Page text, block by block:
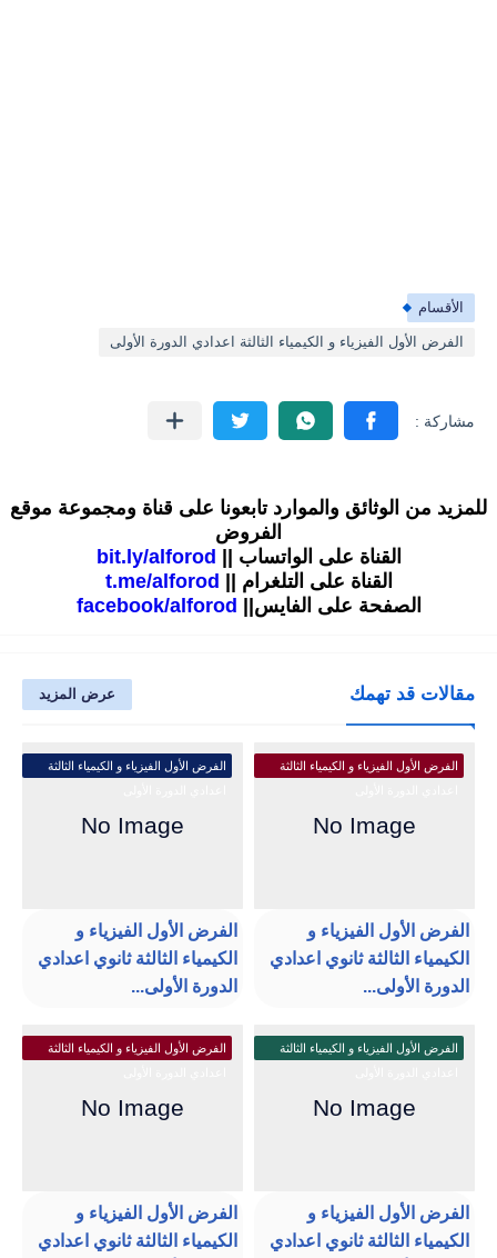
الأقسام
الفرض الأول الفيزياء و الكيمياء الثالثة اعدادي الدورة الأولى
للمزيد من الوثائق والموارد تابعونا على قناة ومجموعة موقع
الفروض
القناة على الواتساب ||
bit.ly/alforod
القناة على التلغرام ||
t.me/alforod
الصفحة على الفايس||
facebook/alforod
مقالات قد تهمك عرض المزيد
الفرض الأول الفيزياء و الكيمياء الثالثة
الفرض الأول الفيزياء و
الكيمياء الثالثة ثانوي اعدادي
الدورة الأولى...
الفرض الأول الفيزياء و الكيمياء الثالثة
الفرض الأول الفيزياء و
الكيمياء الثالثة ثانوي اعدادي
الدورة الأولى...
الفرض الأول الفيزياء و الكيمياء الثالثة
الفرض الأول الفيزياء و
الكيمياء الثالثة ثانوي اعدادي
الفرض الأول الفيزياء و الكيمياء الثالثة
الفرض الأول الفيزياء و
الكيمياء الثالثة ثانوي اعدادي